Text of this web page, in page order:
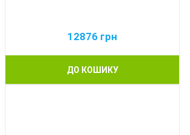
12876 грн
ДО КОШИКУ